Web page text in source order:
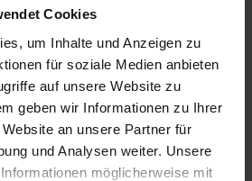
Cookies
um Inhalte und Anzeigen zu
für soziale Medien anbieten
auf unsere Website zu
geben wir Informationen zu Ihrer
an unsere Partner für
und Analysen weiter. Unsere
möglicherweise mit
IN DEN
WARENKORB
persönlichen Preis